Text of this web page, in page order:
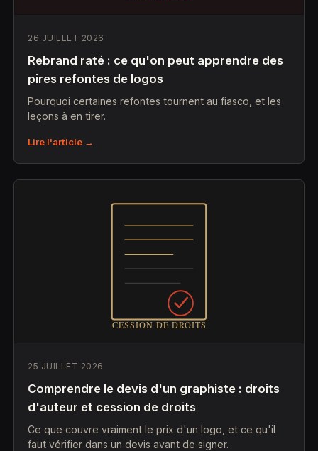
26 JUILLET 2026
Rebrand raté : ce qu'on peut apprendre des
pires refontes de logos
Pourquoi certaines refontes tournent au fiasco, et les
leçons à en tirer.
Lire l'article →
25 JUILLET 2026
Comprendre le devis d'un graphiste : droits
d'auteur et cession de droits
Ce que couvre vraiment le prix d'un logo, et ce qu'il
faut vérifier dans un devis avant de signer.